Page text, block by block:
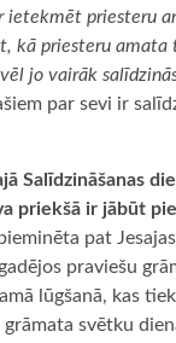
ietekmēt priesteru
kā priesteru amata
jo vairāk
par sevi ir
Salīdzināšanas
priekšā ir jābūt
pat
praviešu
lūgšanā, kas
svētku